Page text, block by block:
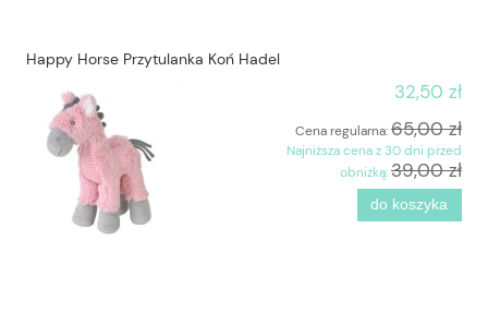
Happy Horse Przytulanka Koń Hadel
32,50 zł
Cena regularna:65,00 zł
Najniższa cena z 30 dni przed
obniżką:39,00 zł
do koszyka